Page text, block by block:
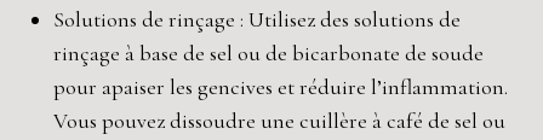
Solutions de rinçage : Utilisez des solutions de
rinçage à base de sel ou de bicarbonate de soude
pour apaiser les gencives et réduire l’inflammation.
Vous pouvez dissoudre une cuillère à café de sel ou